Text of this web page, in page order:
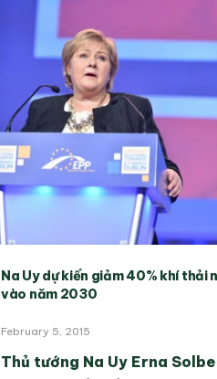
Na Uy dự kiến giảm 40% khí thải
vào năm 2030
February 5, 2015
Thủ tướng Na Uy Erna